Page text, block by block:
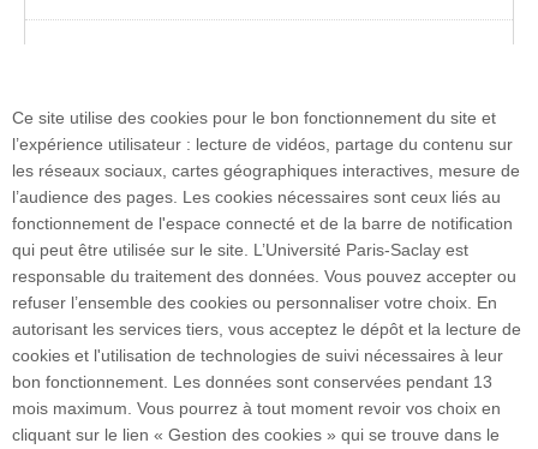
Accès : RER B Bures-sur-Yvette
Plan du site
Ce site utilise des cookies pour le bon fonctionnement du site et
l’expérience utilisateur : lecture de vidéos, partage du contenu sur
les réseaux sociaux, cartes géographiques interactives, mesure de
l’audience des pages. Les cookies nécessaires sont ceux liés au
fonctionnement de l'espace connecté et de la barre de notification
qui peut être utilisée sur le site. L’Université Paris-Saclay est
responsable du traitement des données. Vous pouvez accepter ou
refuser l’ensemble des cookies ou personnaliser votre choix. En
autorisant les services tiers, vous acceptez le dépôt et la lecture de
cookies et l'utilisation de technologies de suivi nécessaires à leur
bon fonctionnement. Les données sont conservées pendant 13
mois maximum. Vous pourrez à tout moment revoir vos choix en
cliquant sur le lien « Gestion des cookies » qui se trouve dans le